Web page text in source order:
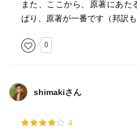
第二、成長は財務構造の変
第三、成長には情報が必要で
第四、成長には廃棄が必要で
第五、トップマネジメントの
?ー２
１３６「自ら未来をつくる
（明日は支配するもの）
また、ここから、原著にあた
ぱり、原著が一番です（邦訳も
0
shimakiさん
4